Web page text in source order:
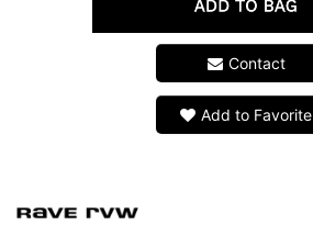
Contact
Add to Favorite